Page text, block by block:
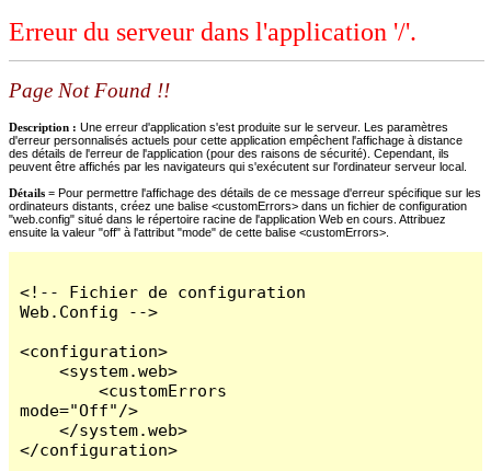
Erreur du serveur dans l'application '/'.
Page Not Found !!
Description : Une erreur d'application s'est produite sur le serveur. Les paramètres
d'erreur personnalisés actuels pour cette application empêchent l'affichage à distance
des détails de l'erreur de l'application (pour des raisons de sécurité). Cependant, ils
peuvent être affichés par les navigateurs qui s'exécutent sur l'ordinateur serveur local.
Détails = Pour permettre l'affichage des détails de ce message d'erreur spécifique sur les
ordinateurs distants, créez une balise <customErrors> dans un fichier de configuration
"web.config" situé dans le répertoire racine de l'application Web en cours. Attribuez
ensuite la valeur "off" à l'attribut "mode" de cette balise <customErrors>.
<!-- Fichier de configuration
Web.Config -->
<configuration>
    <system.web>
        <customErrors
mode="Off"/>
    </system.web>
</configuration>